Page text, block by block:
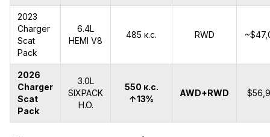
2023
Charger
Scat
Pack
6.4L
HEMI V8
485 к.с. RWD
2026
Charger
Scat
Pack
3.0L
SIXPACK
H.O.
550 к.с.
↑13%
AWD+RWD